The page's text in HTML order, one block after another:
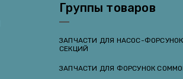
Группы товаров
ЗАПЧАСТИ ДЛЯ НАСОС-
СЕКЦИЙ
ЗАПЧАСТИ ДЛЯ ФОРСУНОК